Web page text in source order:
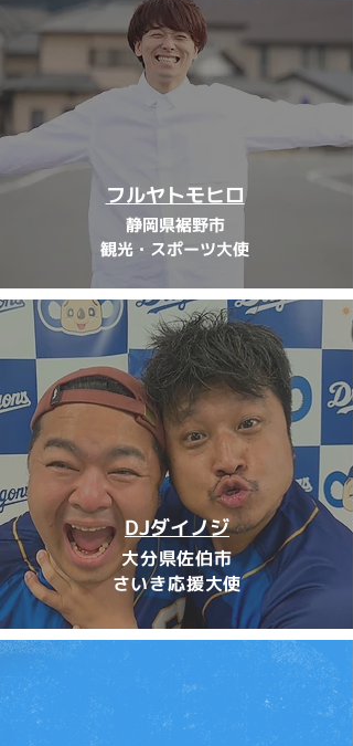
フルヤトモヒロ
静岡県裾野市
観光・スポーツ大使
DJダイノジ
大分県佐伯市
さいき応援大使